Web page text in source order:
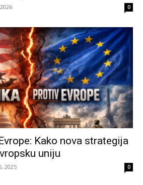
0
Kako nova strategija
uniju
2025 0